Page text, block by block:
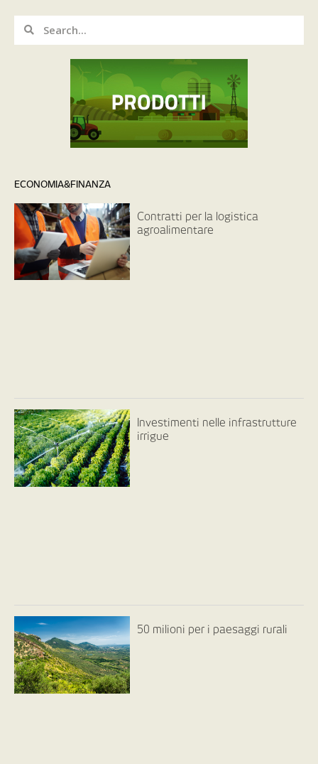
ECONOMIA&FINANZA
Contratti per la logistica
agroalimentare
Investimenti nelle infrastrutture
irrigue
50 milioni per i paesaggi rurali